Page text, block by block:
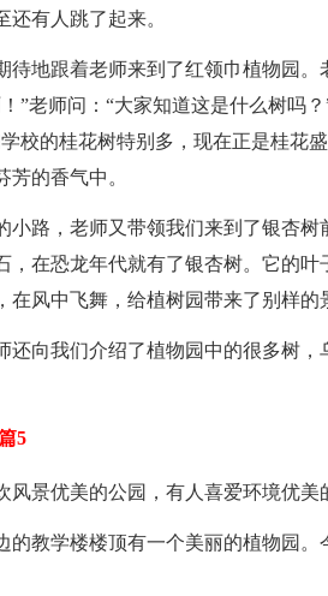
还有人跳了起来。
待地跟着老师来到了红领巾植物园
”老师问：“大家知道这是什么树吗
校的桂花树特别多，现在正是桂花
芳的香气中。
小路，老师又带领我们来到了银杏
，在恐龙年代就有了银杏树。它的
在风中飞舞，给植树园带来了别样的
还向我们介绍了植物园中的很多树
5
风景优美的公园，有人喜爱环境优美
的教学楼楼顶有一个美丽的植物园